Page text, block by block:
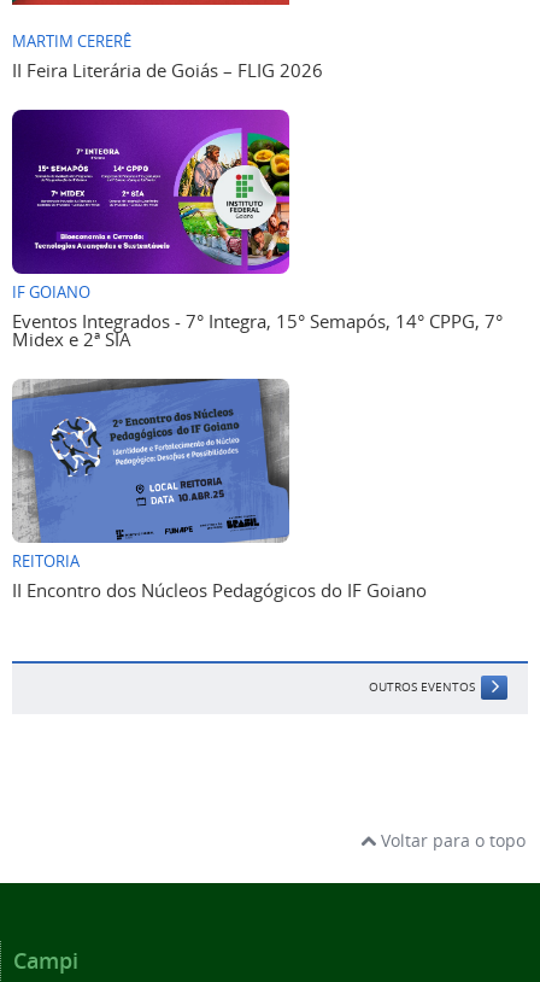
MARTIM CERERÊ
II Feira Literária de Goiás – FLIG 2026
IF GOIANO
Eventos Integrados - 7° Integra, 15° Semapós, 14° CPPG, 7°
Midex e 2ª SIA
REITORIA
II Encontro dos Núcleos Pedagógicos do IF Goiano
OUTROS EVENTOS
Voltar para o topo
Campi